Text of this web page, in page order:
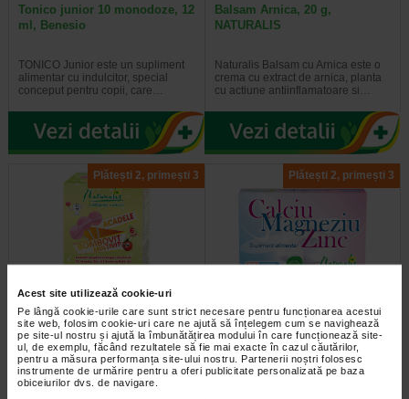
Acest site utilizează cookie-uri
Pe lângă cookie-urile care sunt strict necesare pentru funcționarea acestui
site web, folosim cookie-uri care ne ajută să înțelegem cum se navighează
pe site-ul nostru și ajută la îmbunătățirea modului în care funcționează site-
ul, de exemplu, făcând rezultatele să fie mai exacte în cazul căutărilor,
pentru a măsura performanța site-ului nostru. Partenerii noștri folosesc
instrumente de urmărire pentru a oferi publicitate personalizată pe baza
obiceiurilor dvs. de navigare.
Tonico junior 10 monodoze, 12
ml, Benesio
TONICO Junior este un supliment
alimentar cu indulcitor, special
conceput pentru copii, care…
Balsam Arnica, 20 g,
NATURALIS
Naturalis Balsam cu Arnica este o
crema cu extract de arnica, planta
cu actiune antiinflamatoare si…
Plătești 2, primești 3
Bombovit Multivit, 6 g, 6
acadele, NATURALIS
Naturalis Bombovit Multivit este un
supliment alimentar sub forma de
Plătești 2, primești 3
Ca+Mg+Zinc, 20 comprimate
filmate, NATURALIS
Naturalis Calciu Magneziu Zinc